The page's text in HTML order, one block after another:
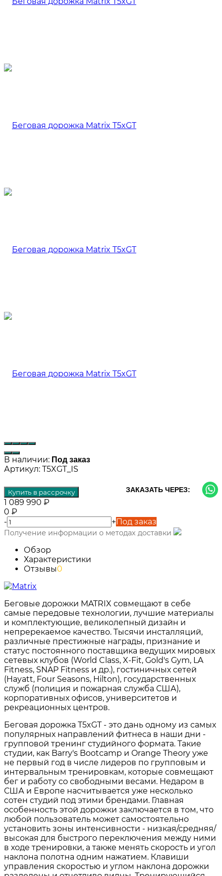
В наличии: Под заказ
Артикул: T5XGT_IS
Купить в рассрочку ЗАКАЗАТЬ ЧЕРЕЗ:
1 089 990 ₽
0 ₽
-
+Под заказ
Получение информации о методах доставки
Обзор
Характеристики
Отзывы0
Беговые дорожки MATRIX совмещают в себе
самые передовые технологии, лучшие материалы
и комплектующие, великолепный дизайн и
непререкаемое качество. Тысячи инсталляций,
различные престижные награды, признание и
статус постоянного поставщика ведущих мировых
сетевых клубов (World Class, X-Fit, Gold's Gym, LA
Fitness, SNAP Fitness и др.), гостиничных сетей
(Hayatt, Four Seasons, Hilton), государственных
служб (полиция и пожарная служба США),
корпоративных офисов, университетов и
рекреационных центров.
Беговая дорожка T5xGT - это дань одному из самых
популярных направлений фитнеса в наши дни -
групповой тренинг студийного формата. Такие
студии, как Barry's Bootcamp и Orange Theory уже
не первый год в числе лидеров по групповым и
интервальным тренировкам, которые совмещают
бег и работу со свободными весами. Недаром в
США и Европе насчитывается уже несколько
сотен студий под этими брендами. Главная
особенность этой дорожки заключается в том, что
любой пользователь может самостоятельно
установить зоны интенсивности - низкая/средняя/
высокая для быстрого переключения между ними
в ходе тренировки, а также менять скорость и угол
наклона полотна одним нажатием. Клавиши
управления скоростью и углом наклона дорожки